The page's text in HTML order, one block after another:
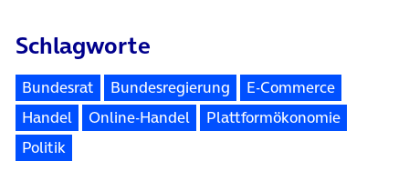
Schlagworte
Bundesrat Bundesregierung
E-Commerce
Handel
Online-Handel
Plattformökonomie
Politik